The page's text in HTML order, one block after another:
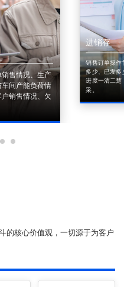
售情况、生产
间产能负荷情
销售情况、欠
进销存
销售订单操作
多少、已发多
进度一清二楚
采。
的核心价值观，一切源于为客户